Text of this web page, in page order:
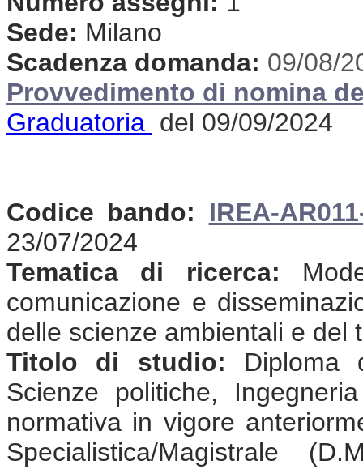
Sede: Milano
Scadenza domanda: 09/08/
Provvedimento di nomina
Graduatoria del 09/09/2024
Codice bando:
IREA-
23/07/2024
Tematica di ricerca:
comunicazione e
delle scienze ambientali e del
Titolo di studio: Diploma
Scienze politiche,
normativa in vigore
Specialistica/Magistrale